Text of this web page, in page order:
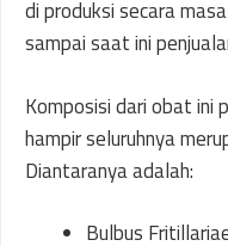
di produksi secara
sampai saat ini
Komposisi dari obat ini
hampir seluruhnya
Diantaranya adalah:
Bulbus